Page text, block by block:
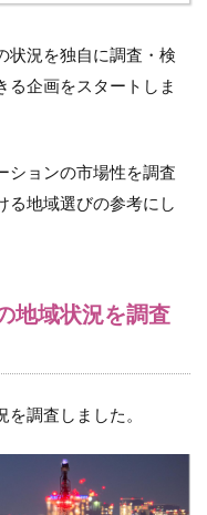
状況を独自に調査・検
る企画をスタートしま
ションの市場性を調査
る地域選びの参考にし
地域状況を調査
調査しました。